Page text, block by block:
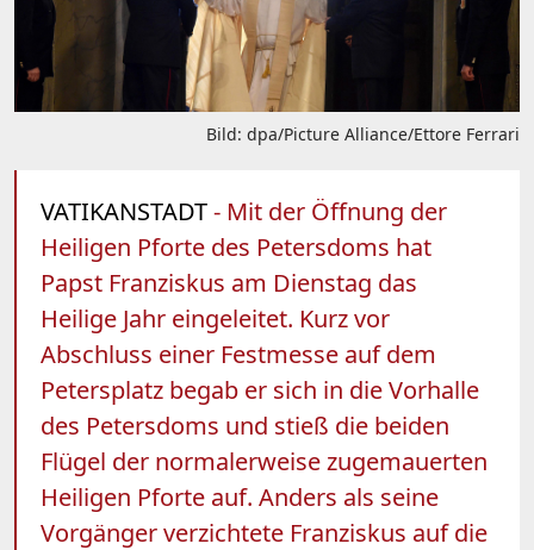
Bild: dpa/Picture Alliance/Ettore Ferrari
VATIKANSTADT- Mit der Öffnung der
Heiligen Pforte des Petersdoms hat
Papst Franziskus am Dienstag das
Heilige Jahr eingeleitet. Kurz vor
Abschluss einer Festmesse auf dem
Petersplatz begab er sich in die Vorhalle
des Petersdoms und stieß die beiden
Flügel der normalerweise zugemauerten
Heiligen Pforte auf. Anders als seine
Vorgänger verzichtete Franziskus auf die